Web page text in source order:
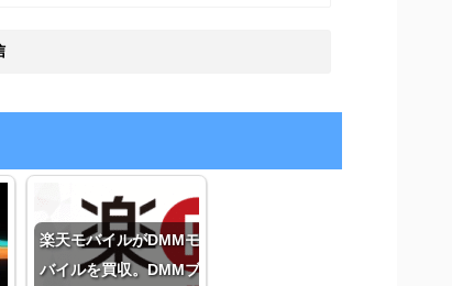
楽天モバイルがDMMモ
バイルを買収。DMMブ